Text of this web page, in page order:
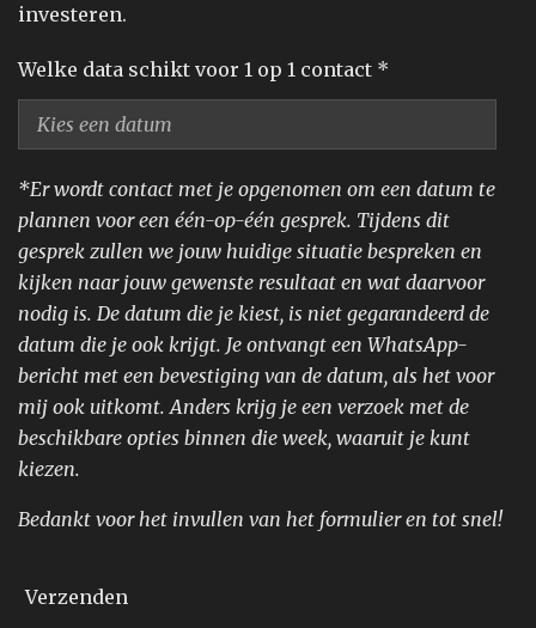
investeren.
Welke data schikt voor 1 op 1 contact *
*Er wordt contact met je opgenomen om een datum te
plannen voor een één-op-één gesprek. Tijdens dit
gesprek zullen we jouw huidige situatie bespreken en
kijken naar jouw gewenste resultaat en wat daarvoor
nodig is. De datum die je kiest, is niet gegarandeerd de
datum die je ook krijgt. Je ontvangt een WhatsApp-
bericht met een bevestiging van de datum, als het voor
mij ook uitkomt. Anders krijg je een verzoek met de
beschikbare opties binnen die week, waaruit je kunt
kiezen.
Bedankt voor het invullen van het formulier en tot snel!
Verzenden